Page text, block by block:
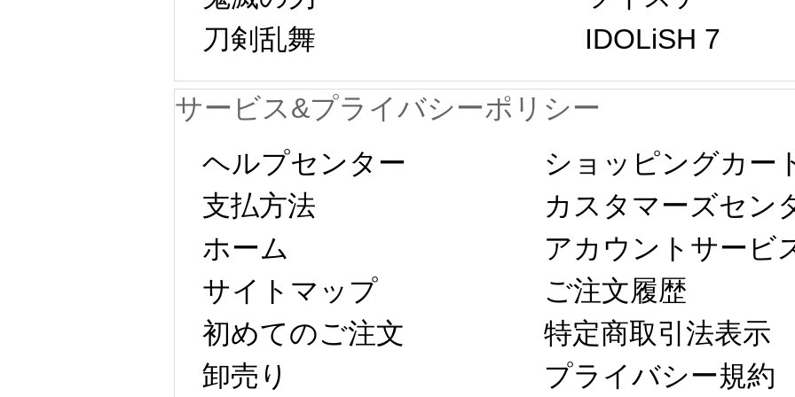
刀剣乱舞
IDOLiSH 7
サービス&プライバシーポリシー
ヘルプセンター
ショッピングカー
支払方法
カスタマーズセン
ホーム
アカウントサービ
サイトマップ
ご注文履歴
初めてのご注文
特定商取引法表示
卸売り
プライバシー規約